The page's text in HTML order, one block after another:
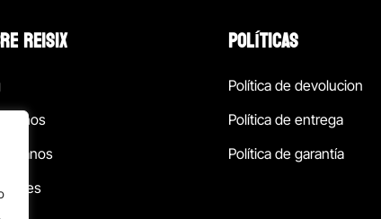
REISIX POLÍTICAS
Política de devolucion
Política de entrega
Política de garantía